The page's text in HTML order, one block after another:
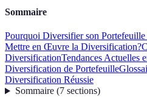
Sommaire
Pourquoi Diversifier son Portefeuille
Mettre en Œuvre la Diversification?
DiversificationTendances Actuelles
Diversification de Portefeuille
Diversification Réussie
Sommaire(7 sections)